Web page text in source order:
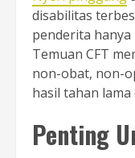
disabilitas
penderita
Temuan CFT
non-obat, non-
hasil tahan lama
Penting